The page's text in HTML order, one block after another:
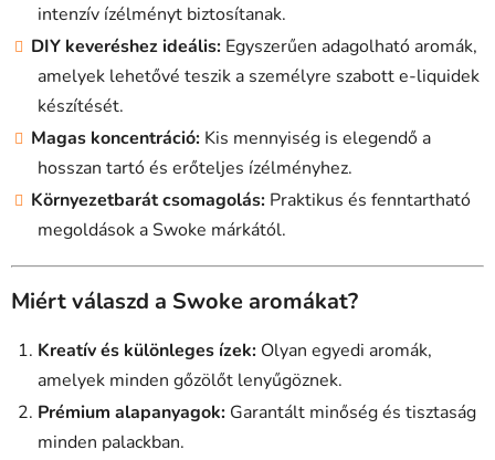
intenzív ízélményt biztosítanak.
DIY keveréshez ideális: Egyszerűen adagolható aromák,
amelyek lehetővé teszik a személyre szabott e-liquidek
készítését.
Magas koncentráció: Kis mennyiség is elegendő a
hosszan tartó és erőteljes ízélményhez.
Környezetbarát csomagolás: Praktikus és fenntartható
megoldások a Swoke márkától.
Miért válaszd a Swoke aromákat?
Kreatív és különleges ízek: Olyan egyedi aromák,
amelyek minden gőzölőt lenyűgöznek.
Prémium alapanyagok: Garantált minőség és tisztaság
minden palackban.